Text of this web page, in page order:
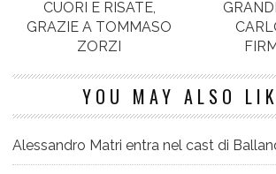
CUORI E RISATE,
GRAZIE A TOMMASO
ZORZI
YOU MAY ALSO
Alessandro Matri entra nel cast di